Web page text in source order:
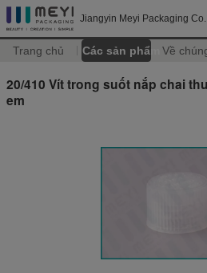
Jiangyin Meyi Packaging
Trang chủ Các sản phẩm Về
20/410 Vít trong suốt nắp chai
em